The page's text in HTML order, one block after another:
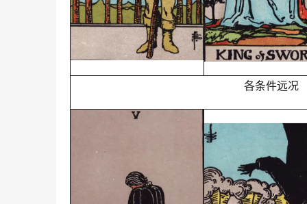
各条件远况